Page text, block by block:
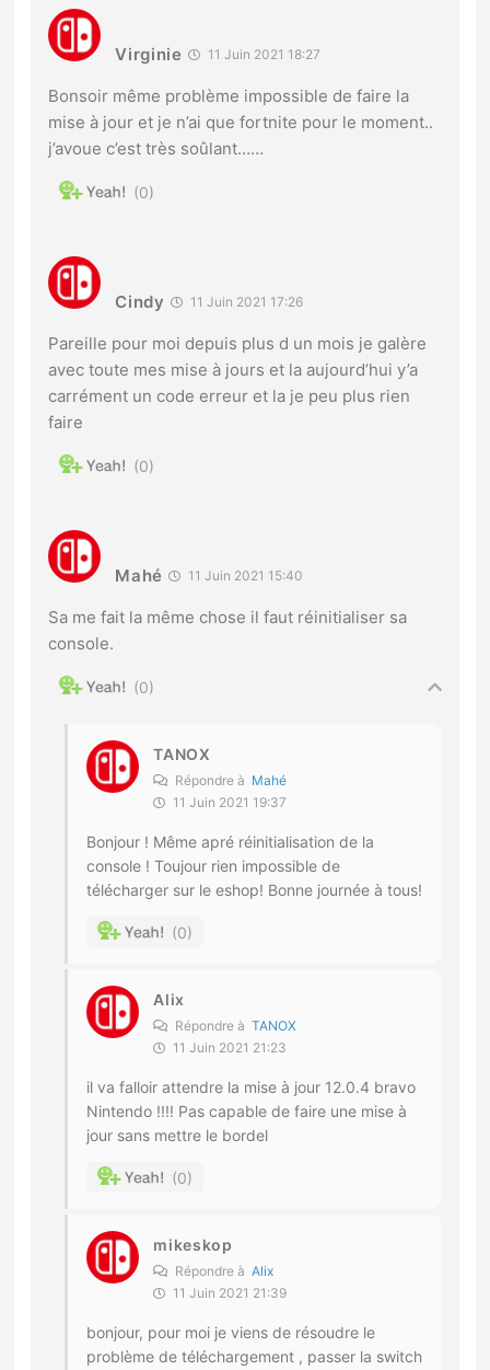
Virginie 11 Juin 2021 18:27
Bonsoir même problème impossible de faire la
mise à jour et je n’ai que fortnite pour le moment..
j’avoue c’est très soûlant……
0
Cindy 11 Juin 2021 17:26
Pareille pour moi depuis plus d un mois je galère
avec toute mes mise à jours et la aujourd’hui y’a
carrément un code erreur et la je peu plus rien
faire
0
Mahé 11 Juin 2021 15:40
Sa me fait la même chose il faut réinitialiser sa
console.
0
TANOX
Répondre à Mahé
11 Juin 2021 19:37
Bonjour ! Même apré réinitialisation de la
console ! Toujour rien impossible de
télécharger sur le eshop! Bonne journée à tous!
0
Alix
Répondre àTANOX
11 Juin 2021 21:23
il va falloir attendre la mise à jour 12.0.4 bravo
Nintendo !!!! Pas capable de faire une mise à
jour sans mettre le bordel
0
mikeskop
Répondre àAlix
11 Juin 2021 21:39
bonjour, pour moi je viens de résoudre le
problème de téléchargement , passer la switch